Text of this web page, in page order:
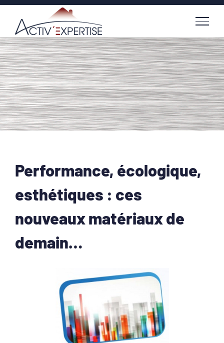
Passer
contenu
Performance, écologique,
esthétiques : ces
nouveaux matériaux de
demain…